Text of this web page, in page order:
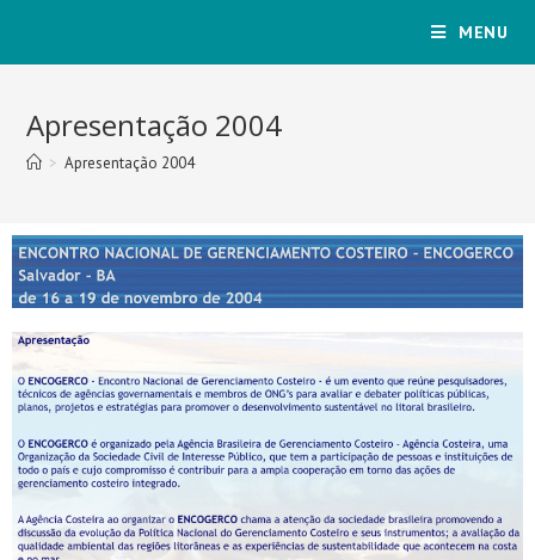
MENU
Apresentação 2004
> Apresentação 2004